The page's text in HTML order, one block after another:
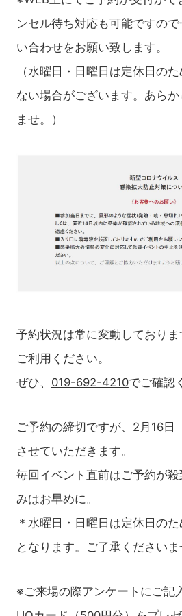
ンセル待ち対応も可能ですの
い合わせをお願い致します。
（水曜日・日曜日は定休日の
ない場合がございます。あら
ませ。）
予約状況は常に変動しており
ご利用ください。
ぜひ、 019-692-4210でご確認
ご予約の締切ですが、2月16日
させていただきます。
毎回イベント直前はご予約が
みはお早めに。
＊水曜日・日曜日は定休日の
となります。ご了承くださいま
※ご来場の際アンケートにご記